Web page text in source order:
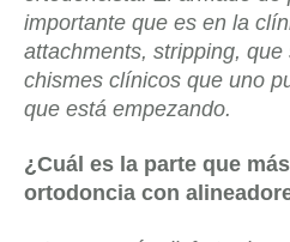
importante que es en la
attachments, stripping,
chismes clínicos que uno
que está empezando.
¿Cuál es la parte que
ortodoncia con